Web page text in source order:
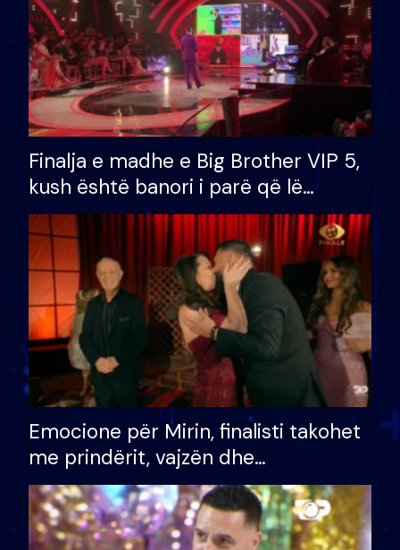
Finalja e madhe e Big Brother VIP 5,
kush është banori i parë që lë
shtëpinë dhe humb mundësinë për
të fituar çmimin e madh
Emocione për Mirin, finalisti takohet
me prindërit, vajzën dhe
bashkëshorten: S’kemi ndonjë letër
divorci apo jo?